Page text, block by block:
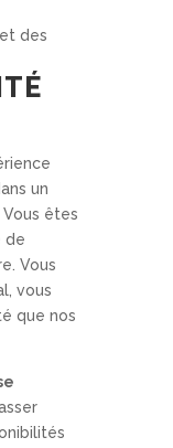
des
un
êtes
de
Vous
vous
que nos